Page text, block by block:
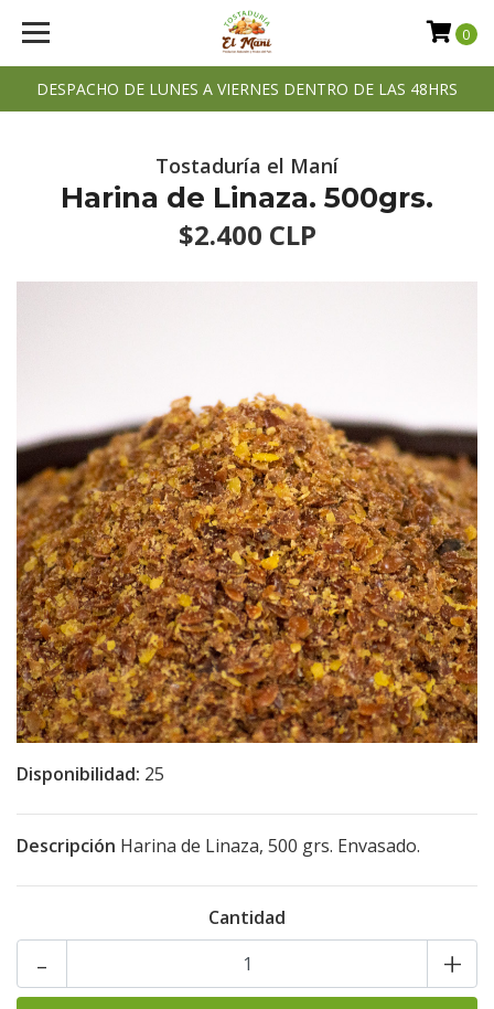
DESPACHO DE LUNES A VIERNES DENTRO DE LAS 48HRS
0
Tostaduría el Maní
Harina de Linaza. 500grs.
$2.400 CLP
Disponibilidad: 25
Descripción Harina de Linaza, 500 grs. Envasado.
Cantidad
+
-